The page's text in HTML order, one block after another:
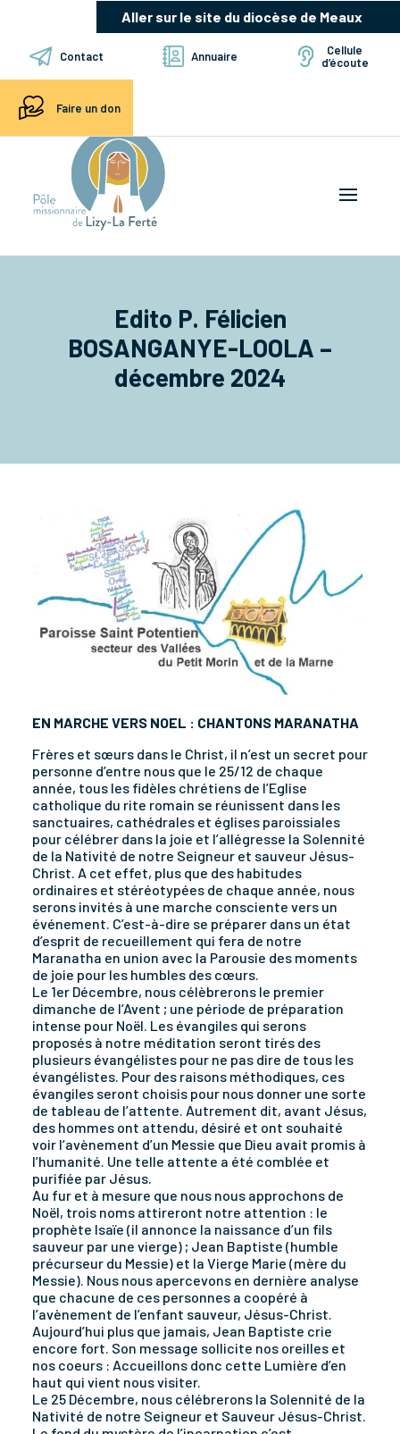
Aller sur le site du diocèse de Meaux
Contact Annuaire
Cellule
d’écoute
Faire un don
Edito P. Félicien
BOSANGANYE-LOOLA –
décembre 2024
EN MARCHE VERS NOEL : CHANTONS MARANATHA
Frères et sœurs dans le Christ, il n’est un secret pour
personne d’entre nous que le 25/12 de chaque
année, tous les fidèles chrétiens de l’Eglise
catholique du rite romain se réunissent dans les
sanctuaires, cathédrales et églises paroissiales
pour célébrer dans la joie et l’allégresse la Solennité
de la Nativité de notre Seigneur et sauveur Jésus-
Christ. A cet effet, plus que des habitudes
ordinaires et stéréotypées de chaque année, nous
serons invités à une marche consciente vers un
événement. C’est-à-dire se préparer dans un état
d’esprit de recueillement qui fera de notre
Maranatha en union avec la Parousie des moments
de joie pour les humbles des cœurs.
Le 1er Décembre, nous célèbrerons le premier
dimanche de l’Avent ; une période de préparation
intense pour Noël. Les évangiles qui serons
proposés à notre méditation seront tirés des
plusieurs évangélistes pour ne pas dire de tous les
évangélistes. Pour des raisons méthodiques, ces
évangiles seront choisis pour nous donner une sorte
de tableau de l’attente. Autrement dit, avant Jésus,
des hommes ont attendu, désiré et ont souhaité
voir l’avènement d’un Messie que Dieu avait promis à
l’humanité. Une telle attente a été comblée et
purifiée par Jésus.
Au fur et à mesure que nous nous approchons de
Noël, trois noms attireront notre attention : le
prophète Isaïe (il annonce la naissance d’un fils
sauveur par une vierge) ; Jean Baptiste (humble
précurseur du Messie) et la Vierge Marie (mère du
Messie). Nous nous apercevons en dernière analyse
que chacune de ces personnes a coopéré à
l’avènement de l’enfant sauveur, Jésus-Christ.
Aujourd’hui plus que jamais, Jean Baptiste crie
encore fort. Son message sollicite nos oreilles et
nos coeurs : Accueillons donc cette Lumière d’en
haut qui vient nous visiter.
Le 25 Décembre, nous célébrerons la Solennité de la
Nativité de notre Seigneur et Sauveur Jésus-Christ.